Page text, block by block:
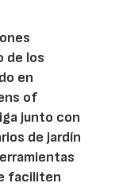
de los
en
of
junto con
de jardín
faciliten